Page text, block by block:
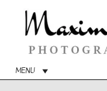
MENU